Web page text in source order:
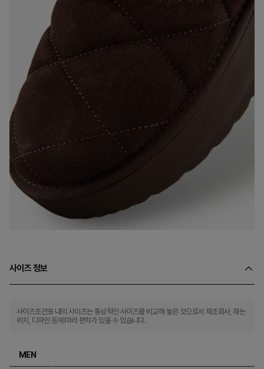
사이즈 정보
사이즈조견표 내의 사이즈는 통상적인 사이즈를 비교해 놓은 것으로서 제조회사, 재는
위치, 디자인 등에 따라 편차가 있을 수 있습니다.
MEN